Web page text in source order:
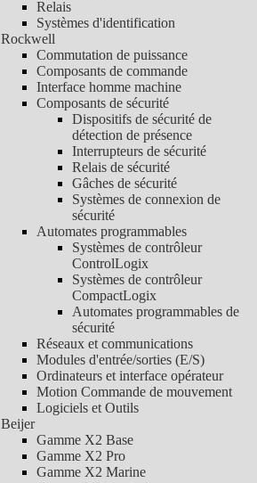
Relais
Systèmes d'identification
Rockwell
Commutation de puissance
Composants de commande
Interface homme machine
Composants de sécurité
Dispositifs de sécurité de
détection de présence
Interrupteurs de sécurité
Relais de sécurité
Gâches de sécurité
Systèmes de connexion de
sécurité
Automates programmables
Systèmes de contrôleur
ControlLogix
Systèmes de contrôleur
CompactLogix
Automates programmables de
sécurité
Réseaux et communications
Modules d'entrée/sorties (E/S)
Ordinateurs et interface opérateur
Motion Commande de mouvement
Logiciels et Outils
Beijer
Gamme X2 Base
Gamme X2 Pro
Gamme X2 Marine